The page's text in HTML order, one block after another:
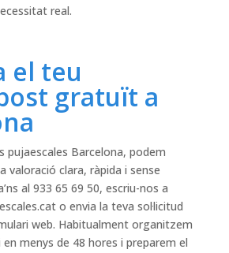
real.
el teu
gratuït a
pujaescales Barcelona, podem
valoració clara, ràpida i sense
al 933 65 69 50, escriu-nos a
o envia la teva sol·licitud
web. Habitualment organitzem
menys de 48 hores i preparem el